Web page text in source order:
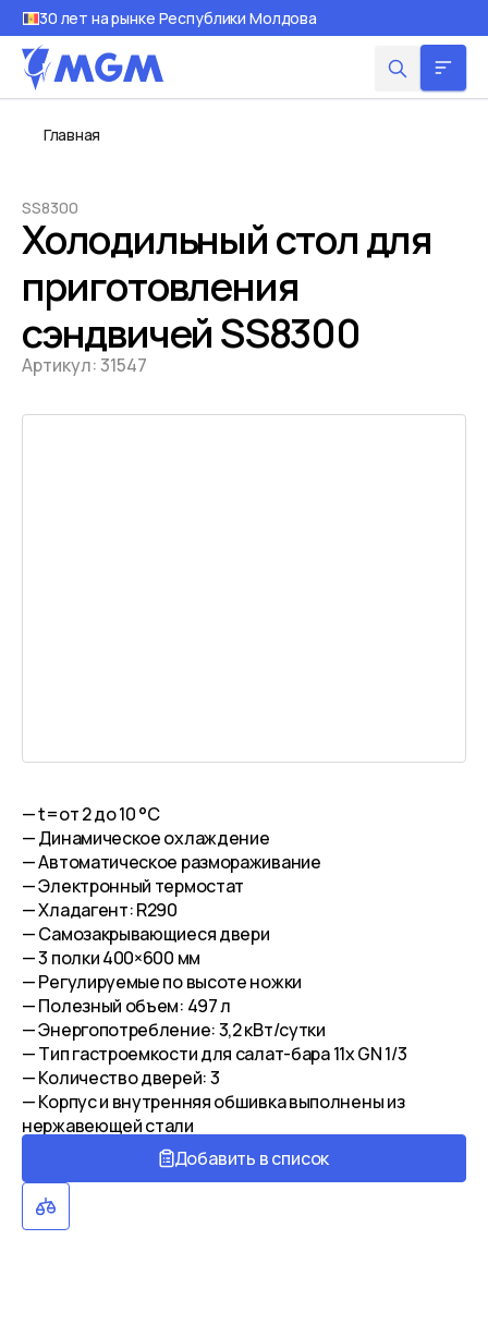
30 лет на рынке Республики Молдова
Главная
SS8300
Холодильный стол для
приготовления
сэндвичей SS8300
Артикул:31547
— t=от 2 до 10 °С
— Динамическое охлаждение
— Автоматическое размораживание
— Электронный термостат
— Хладагент: R290
— Самозакрывающиеся двери
— 3 полки 400×600 мм
— Регулируемые по высоте ножки
— Полезный объем: 497 л
— Энергопотребление: 3,2 кВт/сутки
— Тип гастроемкости для салат-бара 11x GN 1/3
— Количество дверей: 3
— Корпус и внутренняя обшивка выполнены из
нержавеющей стали
Добавить в список